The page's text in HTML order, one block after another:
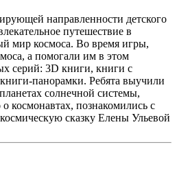
направленности детского
путешествие в
мир космоса. Во время игры,
а помогали им в этом
серий: 3D книги, книги с
панорамки. Ребята выучили
солнечной системы,
космонавтах, познакомились с
сказку Елены Ульевой